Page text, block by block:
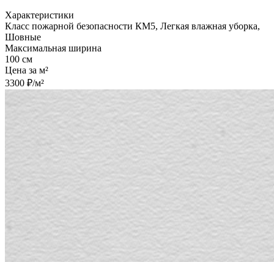
Характеристики
Класс пожарной безопасности КМ5, Легкая влажная уборка,
Шовные
Максимальная ширина
100 см
Цена за м²
3300 ₽/м²